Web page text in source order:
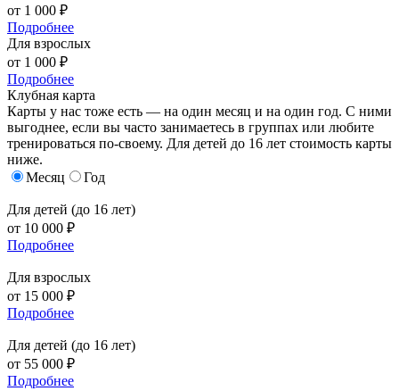
от 1 000 ₽
Подробнее
Для взрослых
от 1 000 ₽
Подробнее
Клубная карта
Карты у нас тоже есть — на один месяц и на один год. С ними
выгоднее, если вы часто занимаетесь в группах или любите
тренироваться по-своему. Для детей до 16 лет стоимость карты
ниже.
Месяц
Год
Для детей (до 16 лет)
от 10 000 ₽
Подробнее
Для взрослых
от 15 000 ₽
Подробнее
Для детей (до 16 лет)
от 55 000 ₽
Подробнее